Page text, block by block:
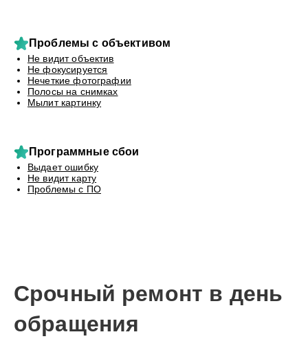
Проблемы с объективом
Не видит объектив
Не фокусируется
Нечеткие фотографии
Полосы на снимках
Мылит картинку
Программные сбои
Выдает ошибку
Не видит карту
Проблемы с ПО
Срочный ремонт в день
обращения